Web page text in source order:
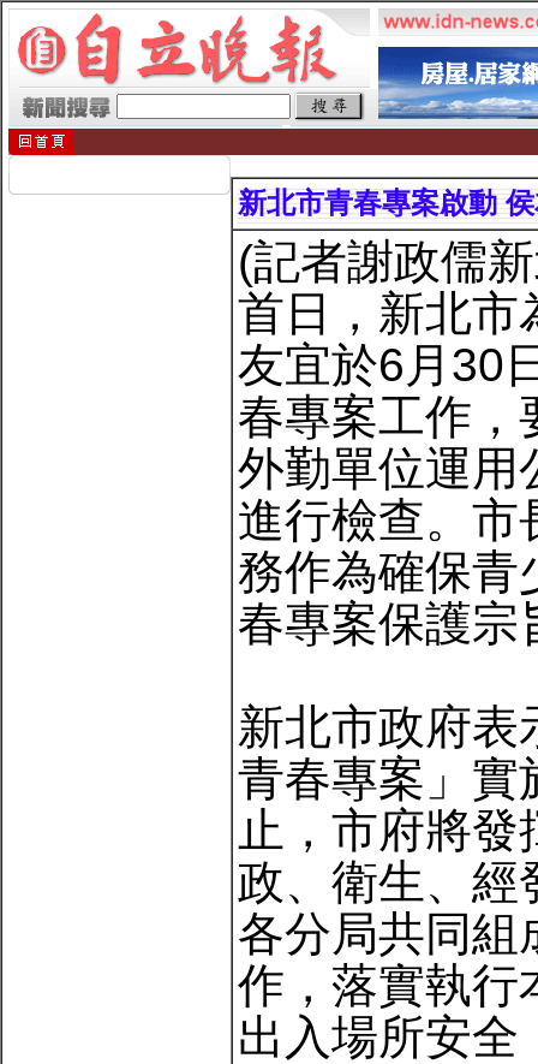
新北市青春專案啟動
(記者謝政儒
首日，新北市
友宜於6月30
春專案工作，
外勤單位運用
進行檢查。市
務作為確保青
春專案保護宗
新北市政府表
青春專案」實
止，市府將
政、衛生、經
各分局共同組
作，落實執行
出入場所安全